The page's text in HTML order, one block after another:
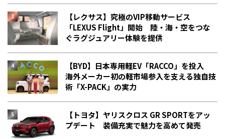
【レクサス】究極のVIP移動サービス
「LEXUS Flight」開始 陸・海・空をつな
ぐラグジュアリー体験を提供
【BYD】日本専用軽EV「RACCO」を投入
海外メーカー初の軽市場参入を支える独自技
術「X-PACK」の実力
【トヨタ】ヤリスクロス GR SPORTをアッ
プデート 装備充実で魅力を高めて発売